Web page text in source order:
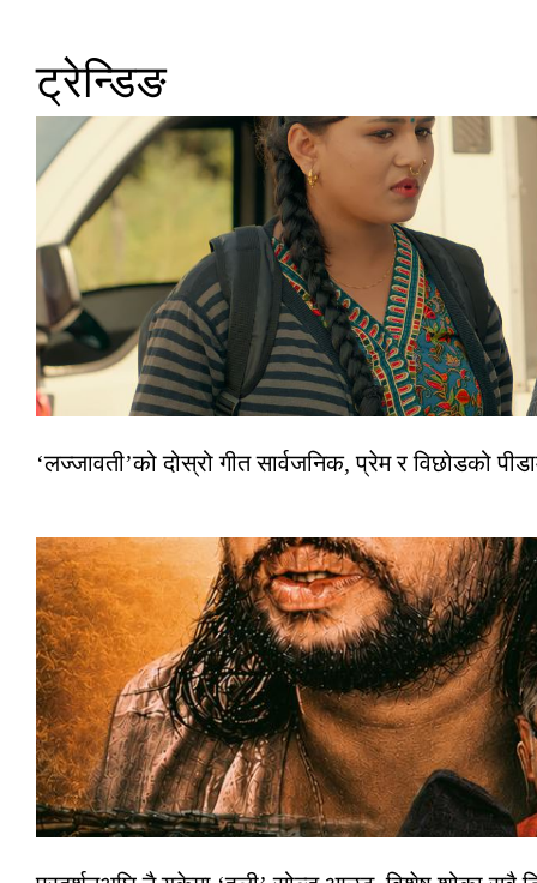
ट्रेन्डिङ
‘लज्जावती’को दोस्रो गीत सार्वजनिक, प्रेम र विछोडको